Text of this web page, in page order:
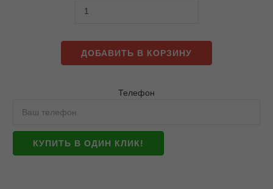
ДОБАВИТЬ В КОРЗИНУ
Телефон
КУПИТЬ В ОДИН КЛИК!